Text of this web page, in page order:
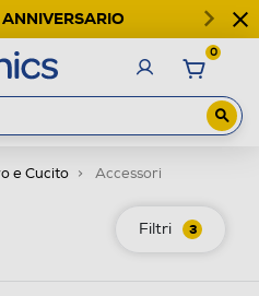
0
e Cucito Accessori
Filtri 3